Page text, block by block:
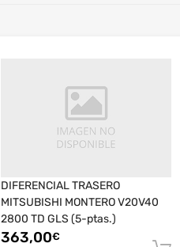
DIFERENCIAL TRASERO
MITSUBISHI MONTERO V20V40
2800 TD GLS (5-ptas.)
363,00€